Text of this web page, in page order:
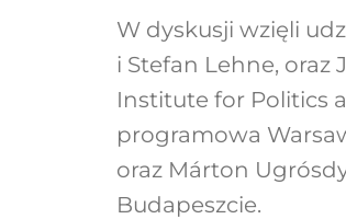
W dyskusji wzięli
i Stefan Lehne, oraz
Institute for Politics
programowa
oraz Márton
Budapeszcie.